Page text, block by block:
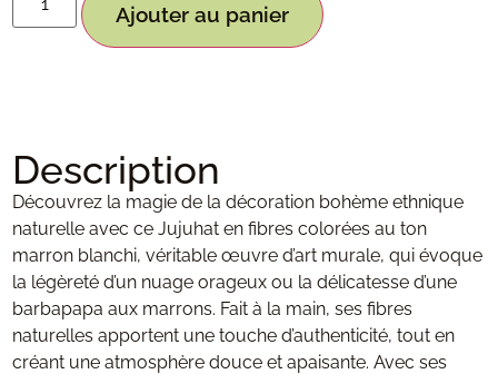
Ajouter au panier
Description
Découvrez la magie de la décoration bohème ethnique
naturelle avec ce Jujuhat en fibres colorées au ton
marron blanchi, véritable œuvre d’art murale, qui évoque
la légèreté d’un nuage orageux ou la délicatesse d’une
barbapapa aux marrons. Fait à la main, ses fibres
naturelles apportent une touche d’authenticité, tout en
créant une atmosphère douce et apaisante. Avec ses